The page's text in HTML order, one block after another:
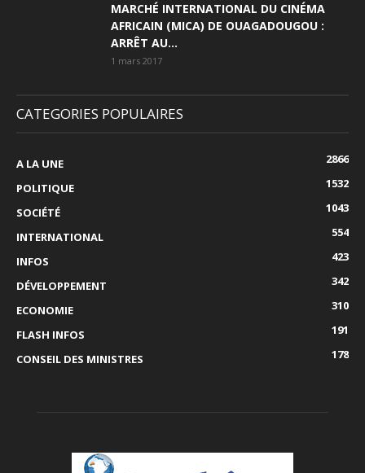
MARCHÉ INTERNATIONAL DU CINÉMA
AFRICAIN (MICA) DE OUAGADOUGOU :
ARRÊT AU...
1 mars 2017
CATEGORIES POPULAIRES
A LA UNE
2866
POLITIQUE
1532
SOCIÉTÉ
1043
INTERNATIONAL
554
INFOS
423
DÉVELOPPEMENT
342
ECONOMIE
310
FLASH INFOS
191
CONSEIL DES MINISTRES
178